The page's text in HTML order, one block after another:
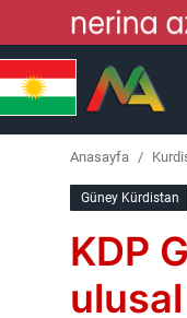
Güncel
Anasayfa
Güney Kürdistan
KDP